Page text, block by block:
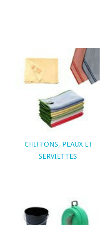
CHIFFONS, PEAUX ET
SERVIETTES